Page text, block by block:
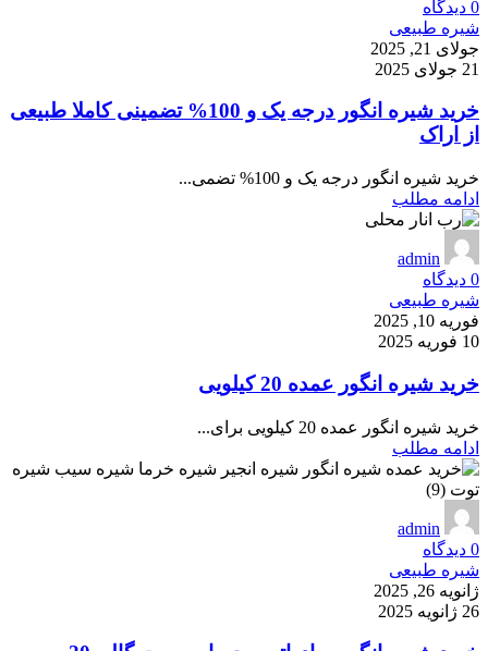
0 دیدگاه
شیره طبیعی
جولای 21, 2025
21 جولای 2025
خرید شیره انگور درجه یک و 100% تضمینی کاملا طبیعی
از اراک
خرید شیره انگور درجه یک و 100% تضمی...
ادامه مطلب
admin
0 دیدگاه
شیره طبیعی
فوریه 10, 2025
10 فوریه 2025
خرید شیره انگور عمده 20 کیلویی
خرید شیره انگور عمده 20 کیلویی برای...
ادامه مطلب
admin
0 دیدگاه
شیره طبیعی
ژانویه 26, 2025
26 ژانویه 2025